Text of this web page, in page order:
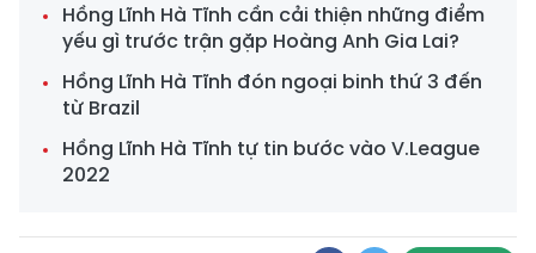
Hồng Lĩnh Hà Tĩnh cần cải thiện những điểm
yếu gì trước trận gặp Hoàng Anh Gia Lai?
Hồng Lĩnh Hà Tĩnh đón ngoại binh thứ 3 đến
từ Brazil
Hồng Lĩnh Hà Tĩnh tự tin bước vào V.League
2022